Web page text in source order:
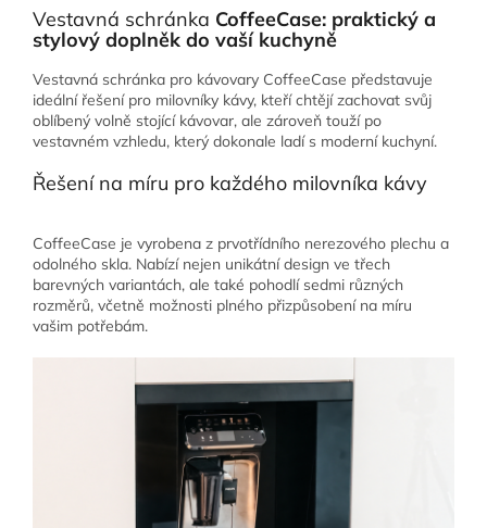
Vestavná schránka CoffeeCase: praktický a
stylový doplněk do vaší kuchyně
Vestavná schránka pro kávovary CoffeeCase představuje
ideální řešení pro milovníky kávy, kteří chtějí zachovat svůj
oblíbený volně stojící kávovar, ale zároveň touží po
vestavném vzhledu, který dokonale ladí s moderní kuchyní.
Řešení na míru pro každého milovníka kávy
CoffeeCase je vyrobena z prvotřídního nerezového plechu a
odolného skla. Nabízí nejen unikátní design ve třech
barevných variantách, ale také pohodlí sedmi různých
rozměrů, včetně možnosti plného přizpůsobení na míru
vašim potřebám.